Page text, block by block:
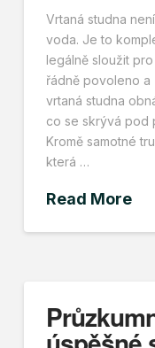
Vrtaná studna
voda. Je to
legálně sloužit
řádně povoleno a
vrtaná studna
co se skrývá pod
Kromě samotné
která …
Read More